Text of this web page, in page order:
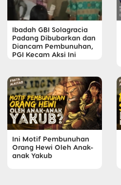
Ibadah GBI Solagracia
Padang Dibubarkan dan
Diancam Pembunuhan,
PGI Kecam Aksi Ini
Ini Motif Pembunuhan
Orang Hewi Oleh Anak-
anak Yakub